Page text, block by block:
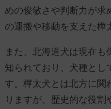
めの俊敏さや判断力が求
の運搬や移動を支えた樺
また、北海道犬は現在も
知られており、犬種とし
す。樺太犬とは北方に関
りますが、歴史的な役割